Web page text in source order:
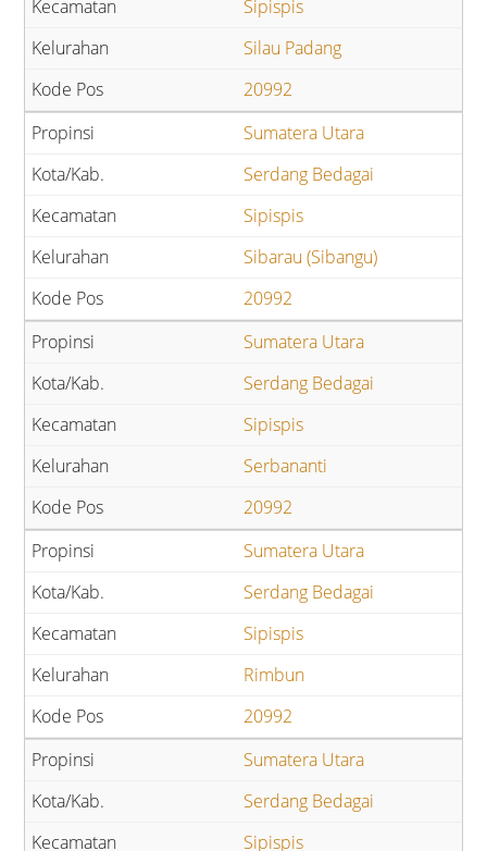
Sipispis
Silau Padang
20992
Sumatera Utara
Serdang Bedagai
Sipispis
Sibarau (Sibangu)
20992
Sumatera Utara
Serdang Bedagai
Sipispis
Serbananti
20992
Sumatera Utara
Serdang Bedagai
Sipispis
Rimbun
20992
Sumatera Utara
Serdang Bedagai
Sipispis